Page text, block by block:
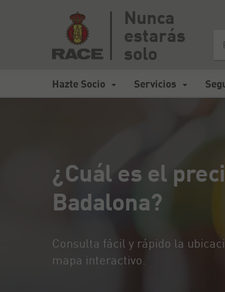
Nunca
estarás
solo
Hazte Socio Servicios
Inicio>Mapa de carreteras España >¿Cuál es el
¿Cuál es el
Badalona?
Consulta fácil y rápido la
mapa interactivo.